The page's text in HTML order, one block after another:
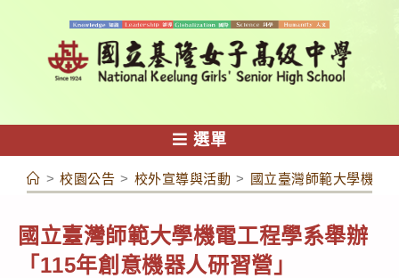
容
選單
> 校園公告 > 校外宣導與活動 > 國立臺灣師範大學機電
國立臺灣師範大學機電工程學系舉辦
「115年創意機器人研習營」